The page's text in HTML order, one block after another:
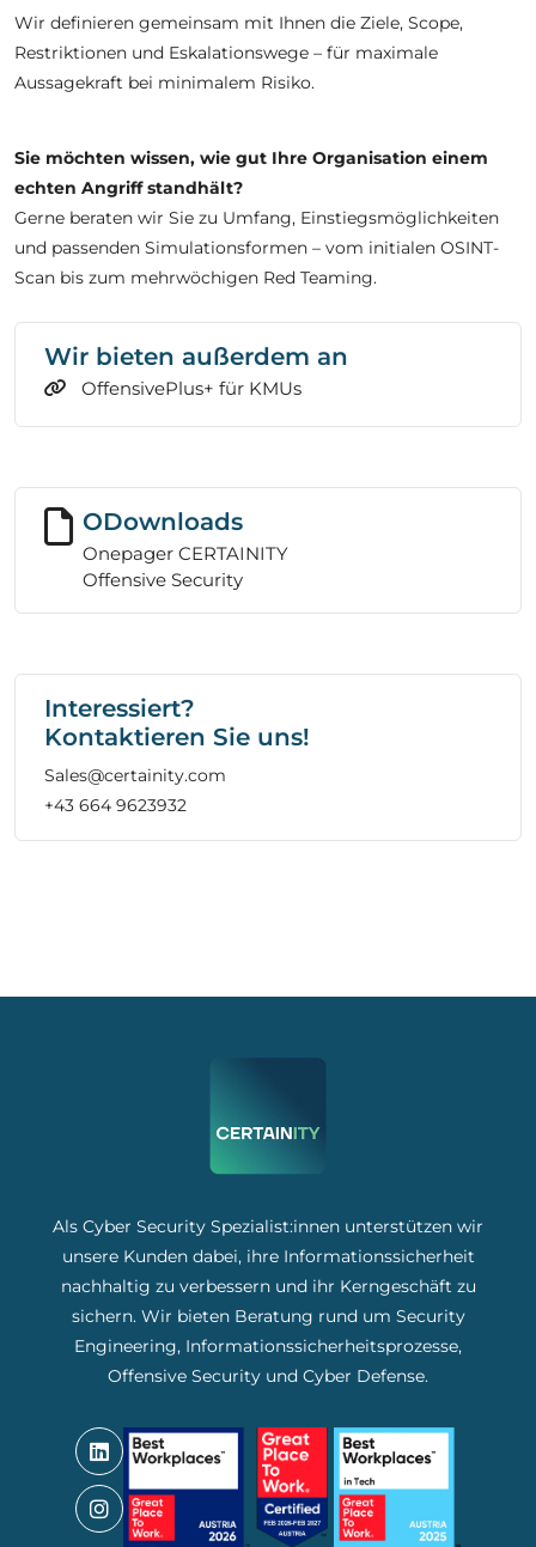
Wir definieren gemeinsam mit Ihnen die Ziele, Scope,
Restriktionen und Eskalationswege – für maximale
Aussagekraft bei minimalem Risiko.
Sie möchten wissen, wie gut Ihre Organisation einem
echten Angriff standhält?
Gerne beraten wir Sie zu Umfang, Einstiegsmöglichkeiten
und passenden Simulationsformen – vom initialen OSINT-
Scan bis zum mehrwöchigen Red Teaming.
Wir bieten außerdem an
OffensivePlus+ für KMUs
ODownloads
Onepager CERTAINITY
Offensive Security
Interessiert?
Kontaktieren Sie uns!
Sales@certainity.com
+43 664 9623932
Als Cyber Security Spezialist:innen unterstützen wir
unsere Kunden dabei, ihre Informationssicherheit
nachhaltig zu verbessern und ihr Kerngeschäft zu
sichern. Wir bieten Beratung rund um Security
Engineering, Informationssicherheitsprozesse,
Offensive Security und Cyber Defense.